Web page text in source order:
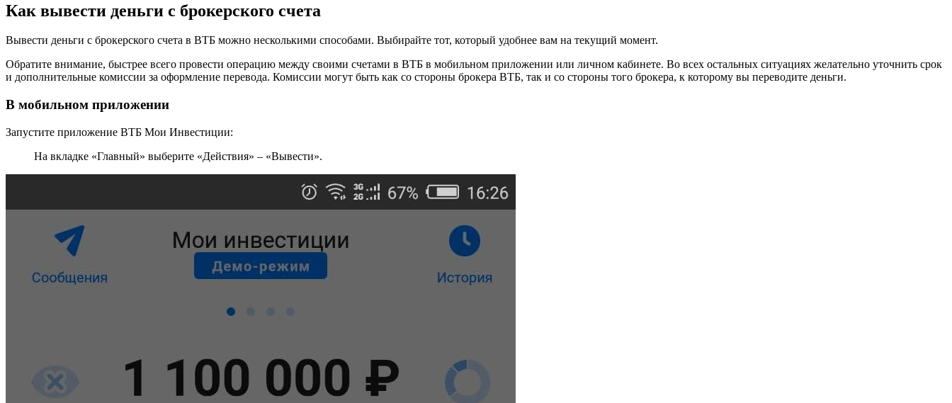
Как вывести деньги с брокерского счета
Вывести деньги с брокерского счета в ВТБ можно несколькими способами. Выбирайте тот, который удобнее вам на текущий момент.
Обратите внимание, быстрее всего провести операцию между своими счетами в ВТБ в мобильном приложении или личном кабинете. Во всех остальных ситуациях желательно уточнить срок
и дополнительные комиссии за оформление перевода. Комиссии могут быть как со стороны брокера ВТБ, так и со стороны того брокера, к которому вы переводите деньги.
В мобильном приложении
Запустите приложение ВТБ Мои Инвестиции:
На вкладке «Главный» выберите «Действия» – «Вывести».